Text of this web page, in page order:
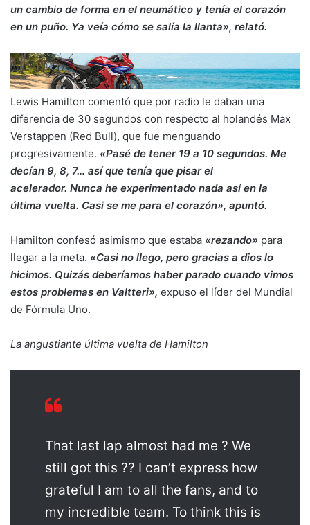
un cambio de forma en el neumático y tenía el corazón
en un puño. Ya veía cómo se salía la llanta», relató.
Lewis Hamilton comentó que por radio le daban una
diferencia de 30 segundos con respecto al holandés Max
Verstappen (Red Bull), que fue menguando
progresivamente. «Pasé de tener 19 a 10 segundos. Me
decían 9, 8, 7… así que tenía que pisar el
acelerador. Nunca he experimentado nada así en la
última vuelta. Casi se me para el corazón», apuntó.
Hamilton confesó asimismo que estaba «rezando» para
llegar a la meta. «Casi no llego, pero gracias a dios lo
hicimos. Quizás deberíamos haber parado cuando vimos
estos problemas en Valtteri», expuso el líder del Mundial
de Fórmula Uno.
La angustiante última vuelta de Hamilton
That last lap almost had me ? We
still got this ?? I can’t express how
grateful I am to all the fans, and to
my incredible team. To think this is